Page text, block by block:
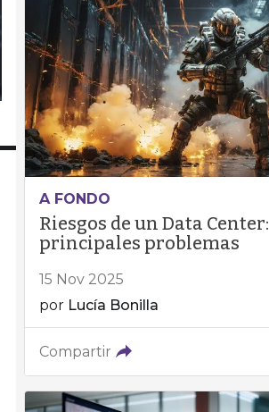
A FONDO
Riesgos de un Data Center:
principales problemas
15 Nov 2025
por Lucía Bonilla
Compartir